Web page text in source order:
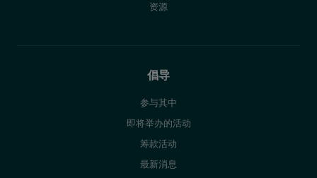
资源
倡导
参与其中
即将举办的活动
筹款活动
最新消息